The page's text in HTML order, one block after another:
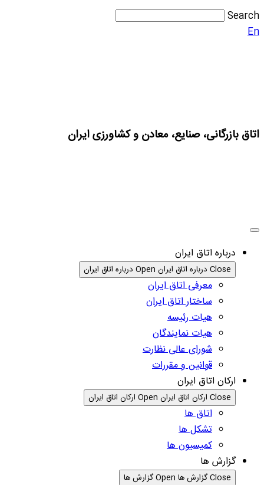
Search
En
اتاق بازرگانی، صنایع، معادن و کشاورزی ایران
درباره اتاق ایران
Close درباره اتاق ایران Open درباره اتاق ایران
معرفی اتاق ایران
ساختار اتاق ایران
هیات رئیسه
هیات نمایندگان
شورای عالی نظارت
قوانین و مقررات
ارکان اتاق ایران
Close ارکان اتاق ایران Open ارکان اتاق ایران
اتاق ها
تشکل ها
کمیسیون ها
گزارش ها
Close گزارش ها Open گزارش ها